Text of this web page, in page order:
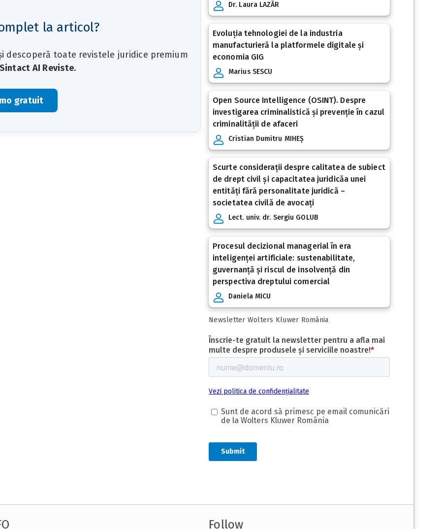
la articol?
descoperă toate revistele juridice premium
AI Reviste.
gratuit
Dr. Laura LAZĂR
Evoluția tehnologiei de la industria
manufacturieră la platformele digitale și
economia GIG
Marius SESCU
Open Source Intelligence (OSINT). Despre
investigarea criminalistică și prevenție în cazul
criminalității de afaceri
Cristian Dumitru MIHEȘ
Scurte considerații despre calitatea de subiect
de drept civil și capacitatea juridicăa unei
entități fără personalitate juridică –
societatea civilă de avocați
Lect. univ. dr. Sergiu GOLUB
Procesul decizional managerial în era
inteligenței artificiale: sustenabilitate,
guvernanță și riscul de insolvență din
perspectiva dreptului comercial
Daniela MICU
Newsletter Wolters Kluwer România
Follow